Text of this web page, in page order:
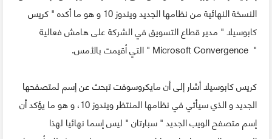
النسخة النهائية من نظامها الجديد ويندوز 10 و هو ما أكده " كريس
كابوسيلا " مدير قطاع التسويق في الشركة على هامش فعالية
" Microsoft Convergence " التي أقيمت بالأمس.
كريس كابوسيلا أشار إلى أن مايكروسوفت تبحث عن إسم لمتصفحها
الجديد و الذي سيأتي في نظامها المنتظر ويندوز 10، و هو ما يؤكد أن
إسم متصفح الويب الجديد " سبارتان " ليس إسما نهائيا لهذا